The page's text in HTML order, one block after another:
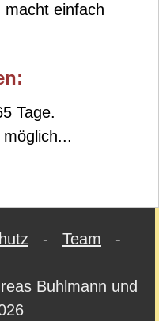
macht einfach
Tage.
- Team -
Buhlmann und